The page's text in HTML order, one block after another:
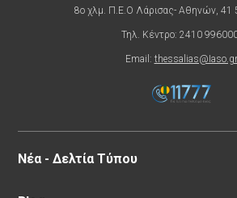
8ο χλμ. Π.Ε.Ο Λάρισας- Αθηνών, 41
Τηλ. Κέντρο: 2410
Email: thessalias@Iaso.gr
Νέα - Δελτία Τύπου